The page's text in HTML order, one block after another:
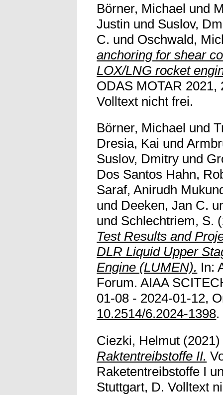
Börner, Michael und
Justin und Suslov,
C. und Oschwald,
anchoring for shear
LOX/LNG rocket
ODAS MOTAR 2021,
Volltext nicht frei.
Börner, Michael und
Dresia, Kai und
Suslov, Dmitry und
Dos Santos Hahn,
Saraf, Anirudh
und Deeken, Jan C.
und Schlechtriem, S.
Test Results and
DLR Liquid Upper
Engine (LUMEN). In:
Forum. AIAA
01-08 - 2024-01-12,
10.2514/6.2024-1398
Ciezki, Helmut
Raktentreibstoffe II.
Raketentreibstoffe I
Stuttgart, D. Volltext